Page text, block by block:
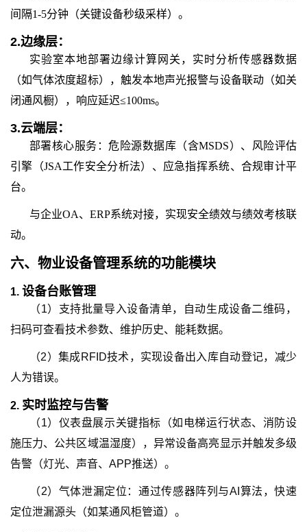
间隔1-5分钟（关键设备秒级采样）。
2.边缘层：
实验室本地部署边缘计算网关，实时分析传感器数据
（如气体浓度超标），触发本地声光报警与设备联动（如关
闭通风橱），响应延迟≤100ms。
3.云端层：
部署核心服务：危险源数据库（含MSDS）、风险评估
引擎（JSA工作安全分析法）、应急指挥系统、合规审计平
台。
与企业OA、ERP系统对接，实现安全绩效与绩效考核联
动。
六、 物业设备管理系统的功能模块
1. 设备台账管理
（1）支持批量导入设备清单，自动生成设备二维码，
扫码可查看技术参数、维护历史、能耗数据。
（2）集成RFID技术，实现设备出入库自动登记，减少
人为错误。
2. 实时监控与告警
（1）仪表盘展示关键指标（如电梯运行状态、消防设
施压力、公共区域温湿度），异常设备高亮显示并触发多级
告警（灯光、声音、APP推送）。
（2）气体泄漏定位：通过传感器阵列与AI算法，快速
定位泄漏源头（如某通风柜管道）。